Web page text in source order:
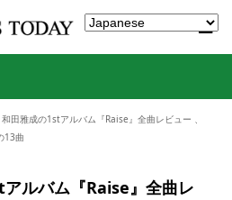
田雅成の1stアルバム『Raise』全曲レビュー 、
13曲
ルバム『Raise』全曲レ